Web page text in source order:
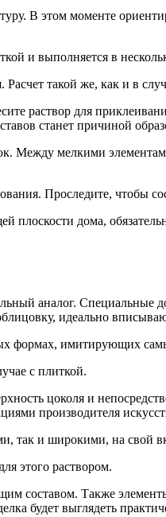
В этом моменте
и выполняется в
такой же, как и в
раствор для
станет причиной
Между мелкими
Проследите, чтобы
плоскости дома,
аналог. Специальные
идеально
формах, имитирующих
с плиткой.
цоколя и
производителя
так и широкими, на свой
этого раствором.
м составом. Также
будет выглядеть